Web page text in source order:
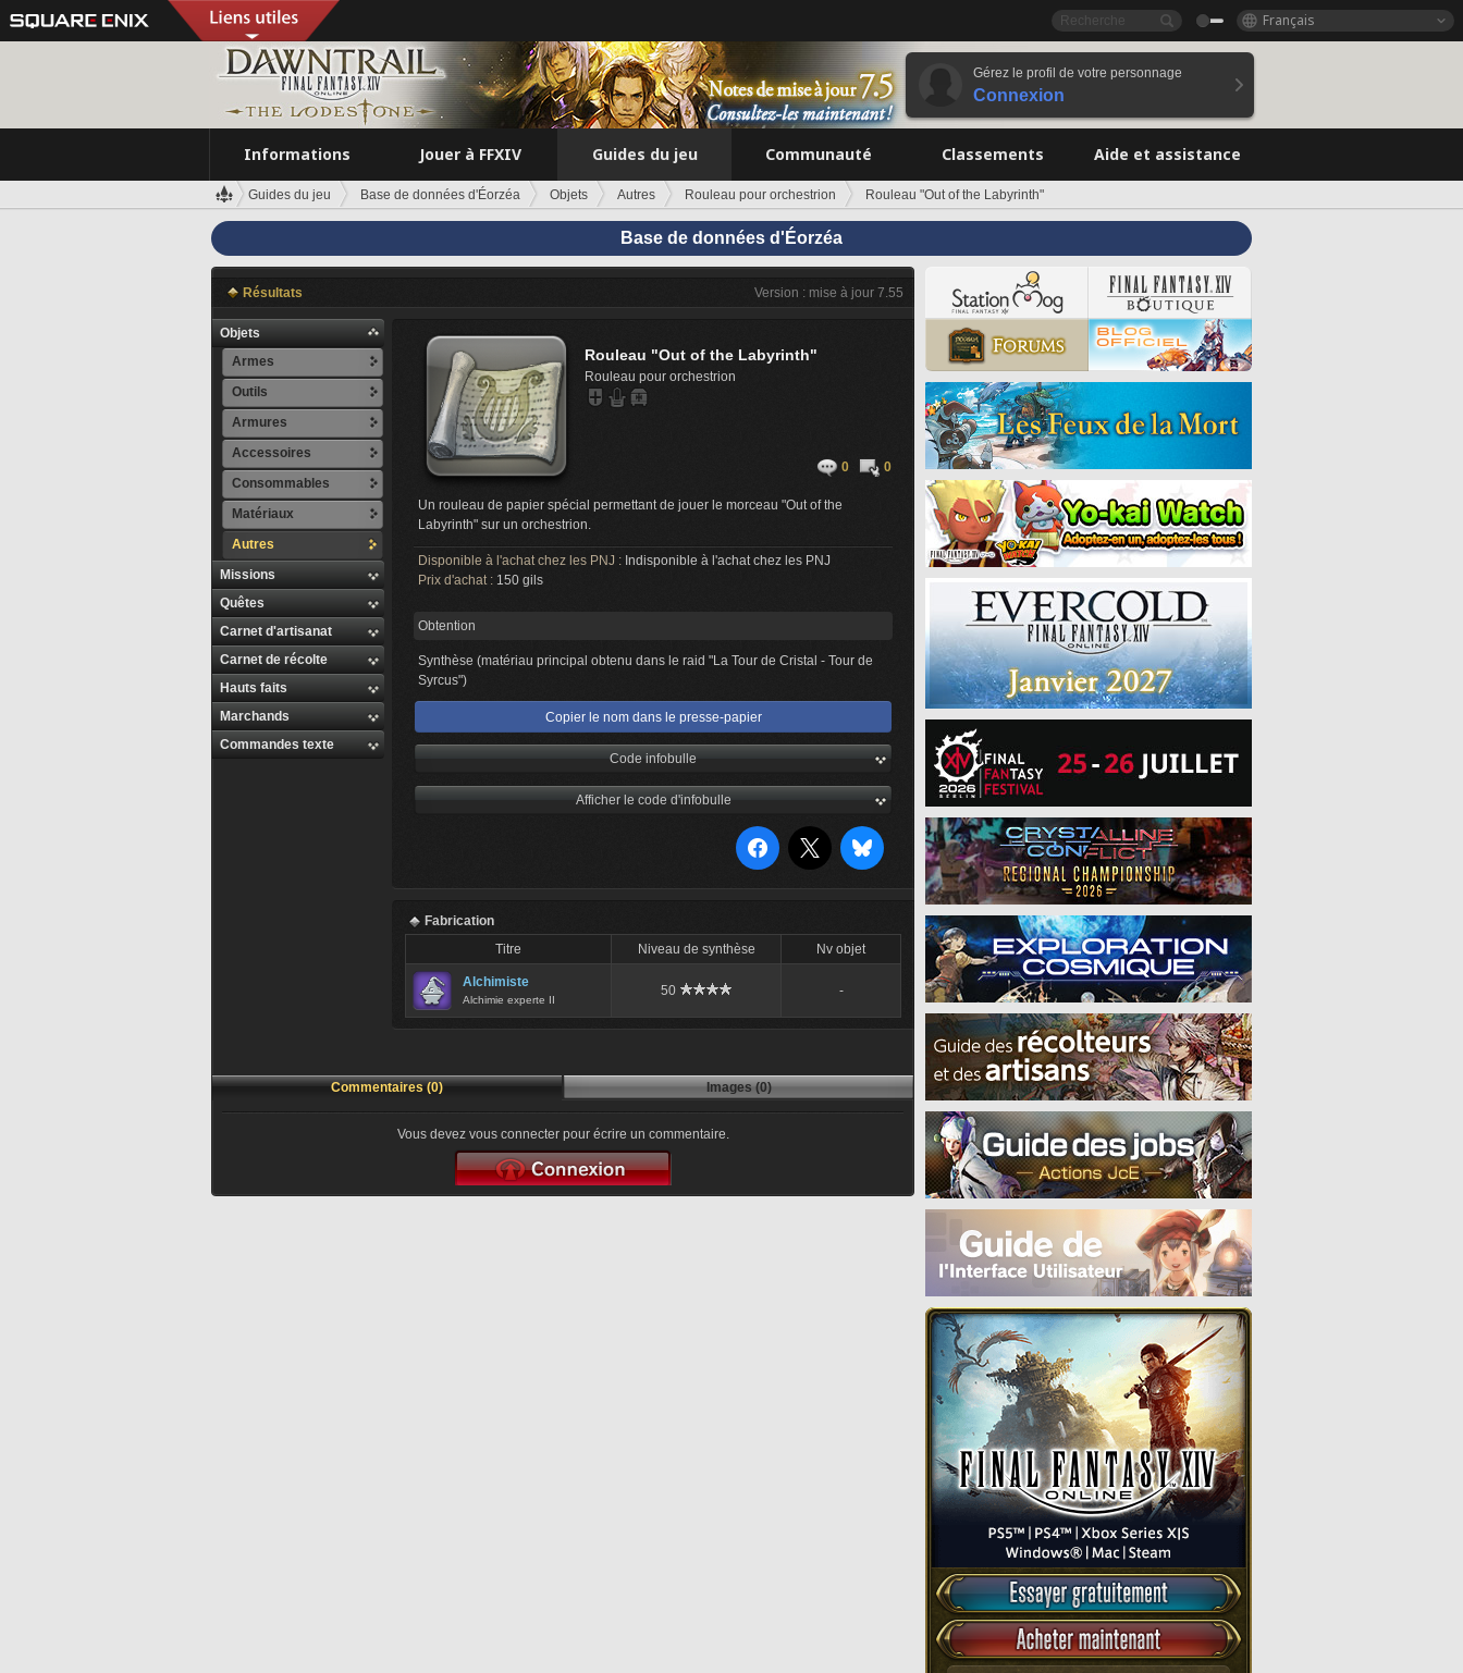
Français
Gérez le profil de votre personnage
Connexion
Informations Jouer à FFXIV Guides du jeu Communauté Classements Aide et assistance
Guides du jeu Base de données d'Éorzéa Objets Autres Rouleau pour orchestrion Rouleau "Out of the Labyrinth"
Base de données d'Éorzéa
Résultats Version : mise à jour 7.55
Objets
Armes
Outils
Armures
Accessoires
Consommables
Matériaux
Autres
Missions
Quêtes
Carnet d'artisanat
Carnet de récolte
Hauts faits
Marchands
Commandes texte
Rouleau "Out of the Labyrinth"
Rouleau pour orchestrion
0 0
Un rouleau de papier spécial permettant de jouer le morceau "Out of the
Labyrinth" sur un orchestrion.
Disponible à l'achat chez les PNJ : Indisponible à l'achat chez les PNJ
Prix d'achat : 150 gils
Obtention
Synthèse (matériau principal obtenu dans le raid "La Tour de Cristal - Tour de
Syrcus")
Copier le nom dans le presse-papier
Code infobulle
Afficher le code d'infobulle
Fabrication
Titre
Niveau de synthèse Nv objet
Alchimiste
Alchimie experte II
50 -
Commentaires (0) Images (0)
Vous devez vous connecter pour écrire un commentaire.